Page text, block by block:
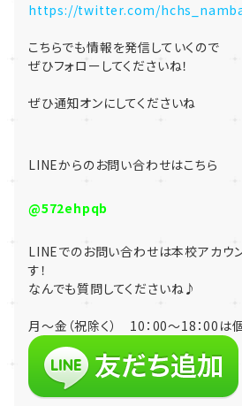
https://twitter.com/
こちらでも情報を発信していくので
ぜひフォローしてくださいね！
ぜひ通知オンにしてくださいね
LINEからのお問い合わせはこちら
@572ehpqb
LINEでのお問い合わせは本校アカウ
す！
なんでも質問してくださいね♪
月～金（祝除く） 10：00～18：00は